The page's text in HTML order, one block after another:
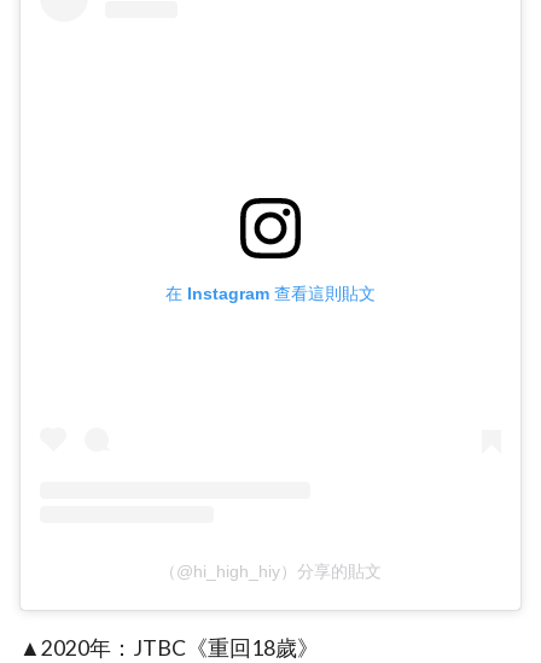
在 Instagram 查看這則貼文
（@hi_high_hiy）分享的貼文
▲2020年：JTBC《重回18歲》